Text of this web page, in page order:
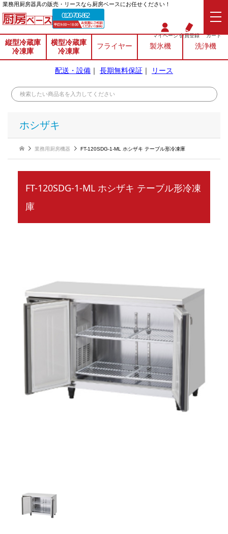
業務⽤厨房器具の販売・リースなら厨房ベースにお任せください！
0120-706-862
マイページ会員登録 カート
縦型冷蔵庫
冷凍庫
横型冷蔵庫
冷凍庫
フライヤー 製氷機 洗浄機
配送・設備 ｜ 長期無料保証 ｜ リース
ホシザキ
業務用厨房機器 FT-120SDG-1-ML ホシザキ テーブル形冷凍庫
FT-120SDG-1-ML ホシザキ テーブル形冷凍
庫